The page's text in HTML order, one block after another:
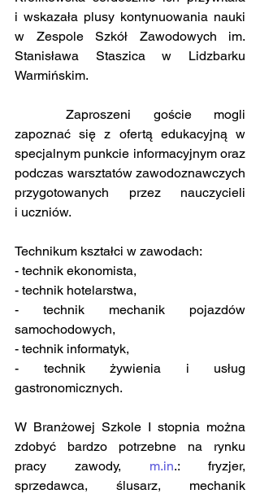
i wskazała plusy kontynuowania nauki
w Zespole Szkół Zawodowych im.
Stanisława Staszica w Lidzbarku
Warmińskim.
	Zaproszeni goście mogli
zapoznać się z ofertą edukacyjną w
specjalnym punkcie informacyjnym oraz
podczas warsztatów zawodoznawczych
przygotowanych przez nauczycieli
i uczniów.
Technikum kształci w zawodach:
- technik ekonomista,
- technik hotelarstwa,
- technik mechanik pojazdów
samochodowych,
- technik informatyk,
- technik żywienia i usług
gastronomicznych.
W Branżowej Szkole I stopnia można
zdobyć bardzo potrzebne na rynku
pracy zawody, m.in.: fryzjer,
sprzedawca, ślusarz, mechanik